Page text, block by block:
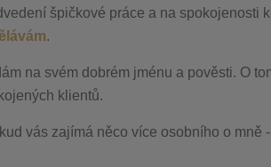
špičkové práce a na spokojenosti
.
na svém dobrém jménu a pověsti. O
klientů.
vás zajímá něco více osobního o mně